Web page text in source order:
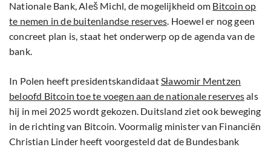
Nationale Bank, Aleš Michl, de mogelijkheid om Bitcoin op
te nemen in de buitenlandse reserves. Hoewel er nog geen
concreet plan is, staat het onderwerp op de agenda van de
bank.
In Polen heeft presidentskandidaatSławomir Mentzen
beloofd Bitcoin toe te voegen aan de nationale reservesals
hij in mei 2025 wordt gekozen. Duitsland ziet ook beweging
in de richting van Bitcoin. Voormalig minister van Financiën
Christian Linder heeft voorgesteld dat de Bundesbank